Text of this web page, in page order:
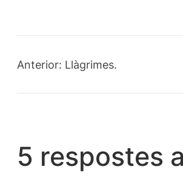
Anterior: Llàgrimes.
5 respostes